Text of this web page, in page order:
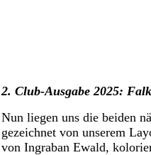
2. Club-Ausgabe 2025:
Nun liegen uns die beiden
gezeichnet von unserem
von Ingraban Ewald,